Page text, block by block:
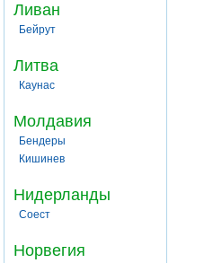
Ливан
Бейрут
Литва
Каунас
Молдавия
Бендеры
Кишинев
Нидерланды
Соест
Норвегия